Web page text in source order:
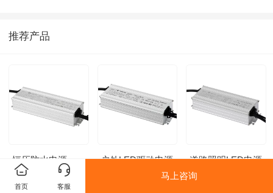
推荐产品
恒压防水电源
200W
户外LED驱动电源
道路照明LED电源
驱动80W0-10V调
首页 客服
马上咨询